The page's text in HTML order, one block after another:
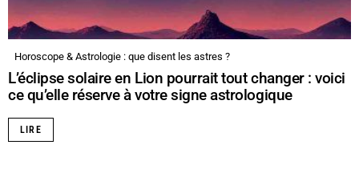
Horoscope & Astrologie : que disent les astres ?
L’éclipse solaire en Lion pourrait tout changer : voici
ce qu’elle réserve à votre signe astrologique
LIRE